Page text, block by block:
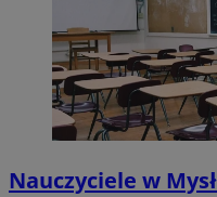
Nauczyciele w